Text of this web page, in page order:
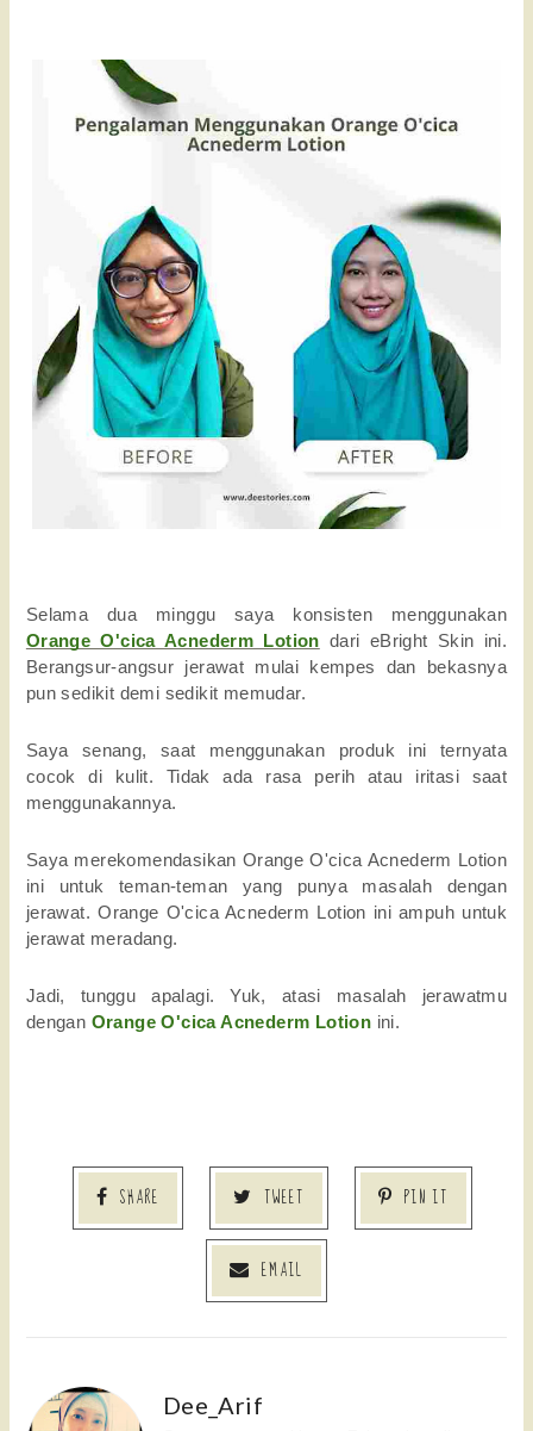
Orange O'cica Acnederm Lotion dari eBright Skin ini.
Berangsur-angsur jerawat mulai kempes dan bekasnya
pun sedikit demi sedikit memudar.
Saya senang, saat menggunakan produk ini ternyata
cocok di kulit. Tidak ada rasa perih atau iritasi saat
menggunakannya.
Saya merekomendasikan Orange O'cica Acnederm Lotion
ini untuk teman-teman yang punya masalah dengan
jerawat. Orange O'cica Acnederm Lotion ini ampuh untuk
jerawat meradang.
Jadi, tunggu apalagi. Yuk, atasi masalah jerawatmu
dengan Orange O'cica Acnederm Lotion ini.
SHARE TWEET PIN IT
EMAIL
Dee_Arif